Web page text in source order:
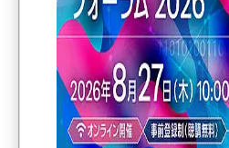
note (2317)
セミナー (2310)
z世代 (1623)
meo (1277)
やずやのお客様に毎月お届けし
とは
“モバイルファースト”とはスマ
と？ 本来の意味を正しく理解す